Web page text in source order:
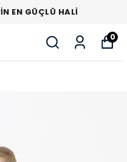
EN GÜÇLÜ HALI
0